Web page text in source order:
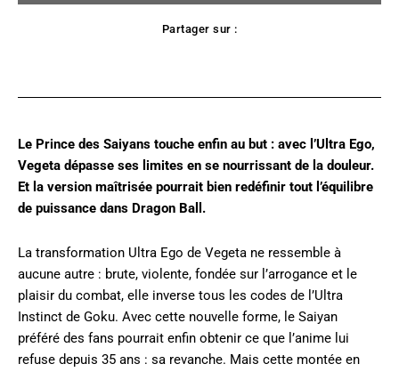
Partager sur :
Le Prince des Saiyans touche enfin au but : avec l’Ultra Ego,
Vegeta dépasse ses limites en se nourrissant de la douleur.
Et la version maîtrisée pourrait bien redéfinir tout l’équilibre
de puissance dans Dragon Ball.
La transformation Ultra Ego de Vegeta ne ressemble à
aucune autre : brute, violente, fondée sur l’arrogance et le
plaisir du combat, elle inverse tous les codes de l’Ultra
Instinct de Goku. Avec cette nouvelle forme, le Saiyan
préféré des fans pourrait enfin obtenir ce que l’anime lui
refuse depuis 35 ans : sa revanche. Mais cette montée en